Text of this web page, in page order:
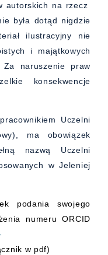
autorskich na rzecz
była dotąd nigdzie
ilustracyjny nie
i majątkowych
naruszenie praw
konsekwencje
Uczelni
ma obowiązek
nazwą Uczelni
w Jeleniej
podania swojego
numeru ORCID
w pdf)